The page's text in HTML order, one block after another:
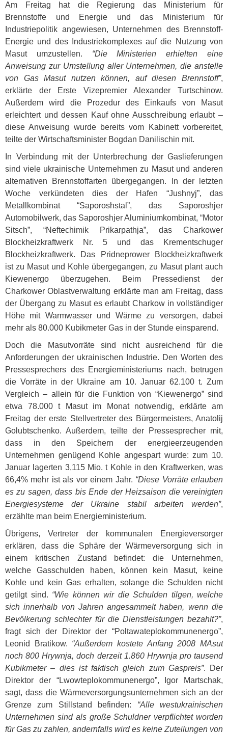
Am Freitag hat die Regierung das Ministerium für
Brennstoffe und Energie und das Ministerium für
Industriepolitik angewiesen, Unternehmen des Brennstoff-
Energie und des Industriekomplexes auf die Nutzung von
Masut umzustellen. “Die Ministerien erhielten eine
Anweisung zur Umstellung aller Unternehmen, die anstelle
von Gas Masut nutzen können, auf diesen Brennstoff”,
erklärte der Erste Vizepremier Alexander Turtschinow.
Außerdem wird die Prozedur des Einkaufs von Masut
erleichtert und dessen Kauf ohne Ausschreibung erlaubt –
diese Anweisung wurde bereits vom Kabinett vorbereitet,
teilte der Wirtschaftsminister Bogdan Danilischin mit.
In Verbindung mit der Unterbrechung der Gaslieferungen
sind viele ukrainische Unternehmen zu Masut und anderen
alternativen Brennstoffarten übergegangen. In der letzten
Woche verkündeten dies der Hafen “Jushnyj”, das
Metallkombinat “Saporoshstal”, das Saporoshjer
Automobilwerk, das Saporoshjer Aluminiumkombinat, “Motor
Sitsch”, “Neftechimik Prikarpathja”, das Charkower
Blockheizkraftwerk Nr. 5 und das Krementschuger
Blockheizkraftwerk. Das Pridneprower Blockheizkraftwerk
ist zu Masut und Kohle übergegangen, zu Masut plant auch
Kiewenergo überzugehen. Beim Pressedienst der
Charkower Oblastverwaltung erklärte man am Freitag, dass
der Übergang zu Masut es erlaubt Charkow in vollständiger
Höhe mit Warmwasser und Wärme zu versorgen, dabei
mehr als 80.000 Kubikmeter Gas in der Stunde einsparend.
Doch die Masutvorräte sind nicht ausreichend für die
Anforderungen der ukrainischen Industrie. Den Worten des
Pressesprechers des Energieministeriums nach, betrugen
die Vorräte in der Ukraine am 10. Januar 62.100 t. Zum
Vergleich – allein für die Funktion von “Kiewenergo” sind
etwa 78.000 t Masut im Monat notwendig, erklärte am
Freitag der erste Stellvertreter des Bürgermeisters, Anatolij
Golubtschenko. Außerdem, teilte der Pressesprecher mit,
dass in den Speichern der energieerzeugenden
Unternehmen genügend Kohle angespart wurde: zum 10.
Januar lagerten 3,115 Mio. t Kohle in den Kraftwerken, was
66,4% mehr ist als vor einem Jahr. “Diese Vorräte erlauben
es zu sagen, dass bis Ende der Heizsaison die vereinigten
Energiesysteme der Ukraine stabil arbeiten werden”,
erzählte man beim Energieministerium.
Übrigens, Vertreter der kommunalen Energieversorger
erklären, dass die Sphäre der Wärmeversorgung sich in
einem kritischen Zustand befindet: die Unternehmen,
welche Gasschulden haben, können kein Masut, keine
Kohle und kein Gas erhalten, solange die Schulden nicht
getilgt sind. “Wie können wir die Schulden tilgen, welche
sich innerhalb von Jahren angesammelt haben, wenn die
Bevölkerung schlechter für die Dienstleistungen bezahlt?”,
fragt sich der Direktor der “Poltawateplokommunenergo”,
Leonid Bratikow. “Außerdem kostete Anfang 2008 MAsut
noch 800 Hrywnja, doch derzeit 1.860 Hrywnja pro tausend
Kubikmeter – dies ist faktisch gleich zum Gaspreis”. Der
Direktor der “Lwowteplokommunenergo”, Igor Martschak,
sagt, dass die Wärmeversorgungsunternehmen sich an der
Grenze zum Stillstand befinden: “Alle westukrainischen
Unternehmen sind als große Schuldner verpflichtet worden
für Gas zu zahlen, andernfalls wird es keine Zuteilungen von